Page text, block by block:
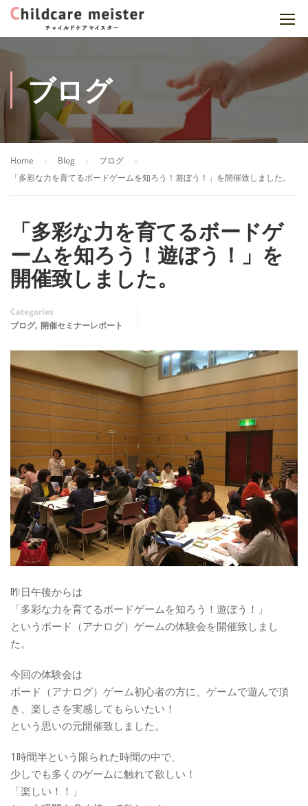
ブログ
Home Blog
ブログ
「多彩な力を育てるボードゲームを知ろう！遊ぼう！」を開催致しました。
「多彩な力を育てるボードゲ
ームを知ろう！遊ぼう！」を
開催致しました。
Categories
ブログ, 開催セミナーレポート
昨日午後からは
「多彩な力を育てるボードゲームを知ろう！遊ぼう！」
というボード（アナログ）ゲームの体験会を開催致しまし
た。
今回の体験会は
ボード（アナログ）ゲーム初心者の方に、ゲームで遊んで頂
き、楽しさを実感してもらいたい！
という思いの元開催致しました。
1時間半という限られた時間の中で、
少しでも多くのゲームに触れて欲しい！
「楽しい！！」